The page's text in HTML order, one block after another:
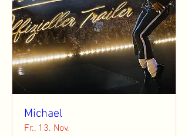
Michael
Fr., 13. Nov.